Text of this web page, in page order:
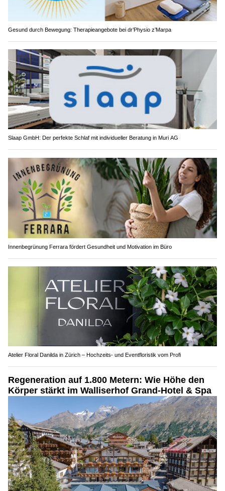
Gesund durch Bewegung: Therapieangebote bei dr’Physio z’Marpa
Slaap GmbH: Der perfekte Schlaf mit individueller Beratung in Muri AG
Innenbegrünung Ferrara fördert Gesundheit und Motivation im Büro
Atelier Floral Danilda in Zürich – Hochzeits- und Eventfloristik vom Profi
Regeneration auf 1.800 Metern: Wie Höhe den
Körper stärkt im Walliserhof Grand-Hotel & Spa